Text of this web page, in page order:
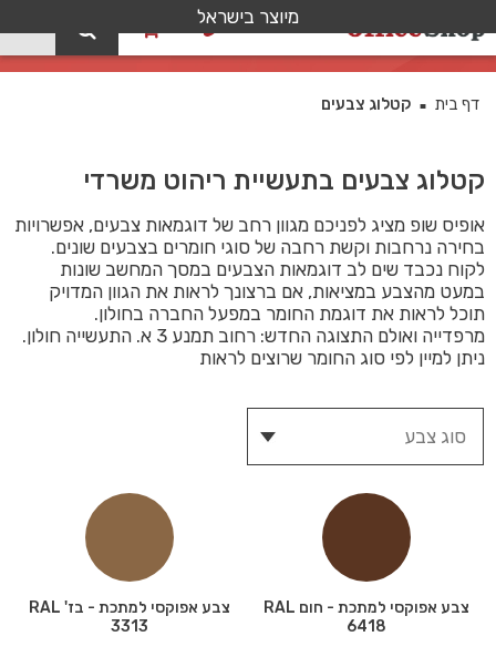
מיוצר בישראל
קטלוג צבעים
דף בית ■ קטלוג צבעים
קטלוג צבעים בתעשיית ריהוט משרדי
אופיס שופ מציג לפניכם מגוון רחב של דוגמאות צבעים, אפשרויות
בחירה נרחבות וקשת רחבה של סוגי חומרים בצבעים שונים.
לקוח נכבד שים לב דוגמאות הצבעים במסך המחשב שונות
במעט מהצבע במציאות, אם ברצונך לראות את הגוון המדויק
תוכל לראות את דוגמת החומר במפעל החברה בחולון.
מרפדייה ואולם התצוגה החדש: רחוב תמנע 3 א. התעשייה חולון.
ניתן למיין לפי סוג החומר שרוצים לראות
צבע אפוקסי למתכת - חום RAL
6418
צבע אפוקסי למתכת - בז' RAL
3313